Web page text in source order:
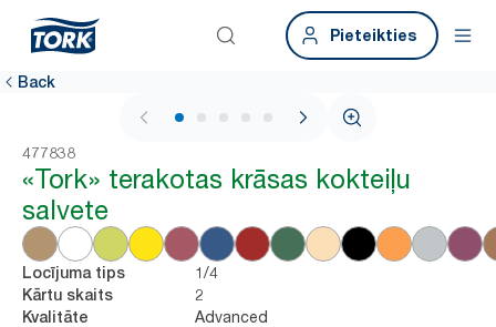
Pieteikties
Back
1 / 5
477838
«Tork» terakotas krāsas kokteiļu
salvete
Locījuma tips 1/4
Kārtu skaits 2
Kvalitāte
Advanced